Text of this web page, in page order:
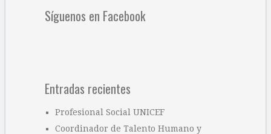
Síguenos en Facebook
Entradas recientes
Profesional Social UNICEF
Coordinador de Talento Humano y